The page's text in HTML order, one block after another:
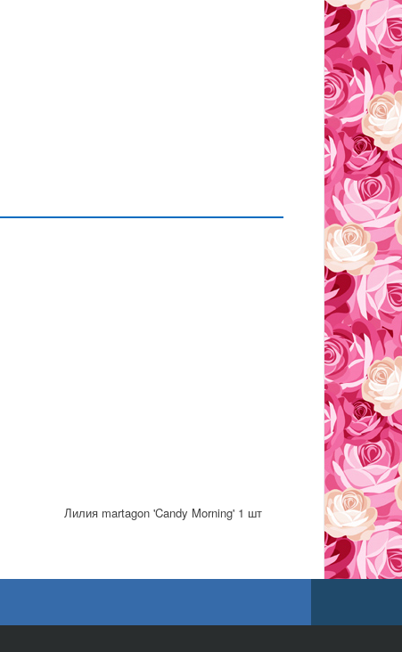
Лилия martagon 'Candy Morning' 1 шт